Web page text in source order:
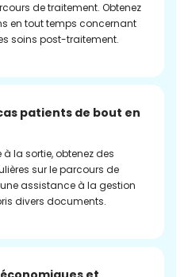
de traitement. Obtenez
en tout temps concernant
soins post-traitement.
patients de bout en
la sortie, obtenez des
sur le parcours de
assistance à la gestion
divers documents.